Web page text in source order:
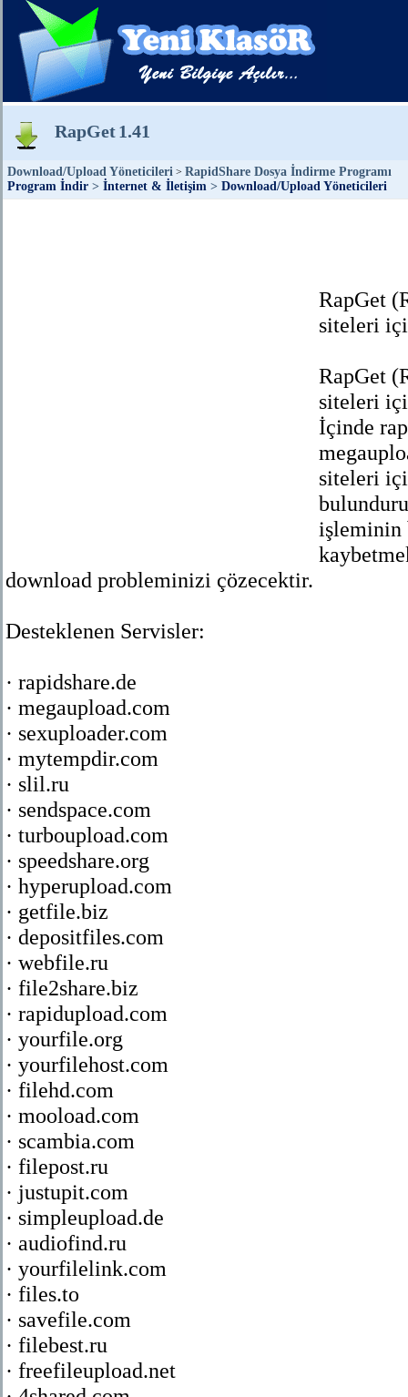
RapGet1.41
Download/Upload Yöneticileri > RapidShare Dosya İndirme Programı
Program İndir > İnternet & İletişim > Download/Upload Yöneticileri
RapGet
siteleri
RapGet
siteleri
İçinde
siteleri
işleminin
download probleminizi çözecektir.
Desteklenen Servisler:
· rapidshare.de
· megaupload.com
· sexuploader.com
· mytempdir.com
· slil.ru
· sendspace.com
· turboupload.com
· speedshare.org
· hyperupload.com
· getfile.biz
· depositfiles.com
· webfile.ru
· file2share.biz
· rapidupload.com
· yourfile.org
· yourfilehost.com
· filehd.com
· mooload.com
· scambia.com
· filepost.ru
· justupit.com
· simpleupload.de
· audiofind.ru
· yourfilelink.com
· files.to
· savefile.com
· filebest.ru
· freefileupload.net